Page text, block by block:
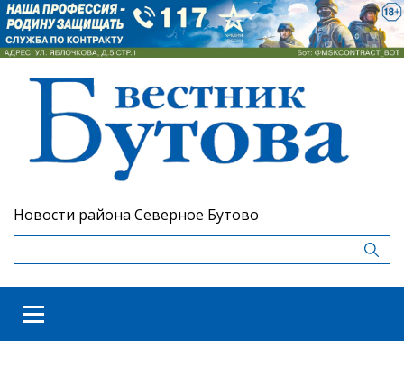
Новости района Северное Бутово